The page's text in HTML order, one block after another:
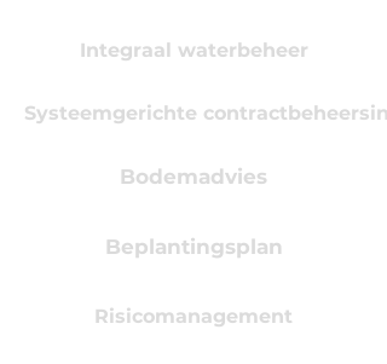
Integraal waterbeheer
Systeemgerichte
Bodemadvies
Beplantingsplan
Risicomanagement